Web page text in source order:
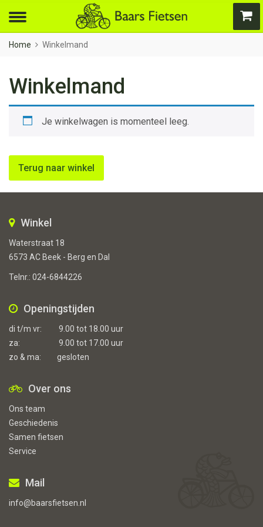
Home Winkelmand
Winkelmand
Je winkelwagen is momenteel leeg.
Terug naar winkel
Winkel
Waterstraat 18
6573 AC Beek - Berg en Dal
Telnr.: 024-6844226
Openingstijden
di t/m vr:
9.00 tot 18.00 uur
za:
9.00 tot 17.00 uur
zo & ma:
gesloten
Over ons
Ons team
Geschiedenis
Samen fietsen
Service
Mail
info@baarsfietsen.nl